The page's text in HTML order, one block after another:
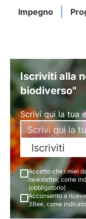
Impegno
Iscriviti alla
biodiverso"
Scrivi qui la tua
Iscriviti
Accetto che i miei
newsletter, come
(obbligatorio)
Acconsento a
3Bee, come